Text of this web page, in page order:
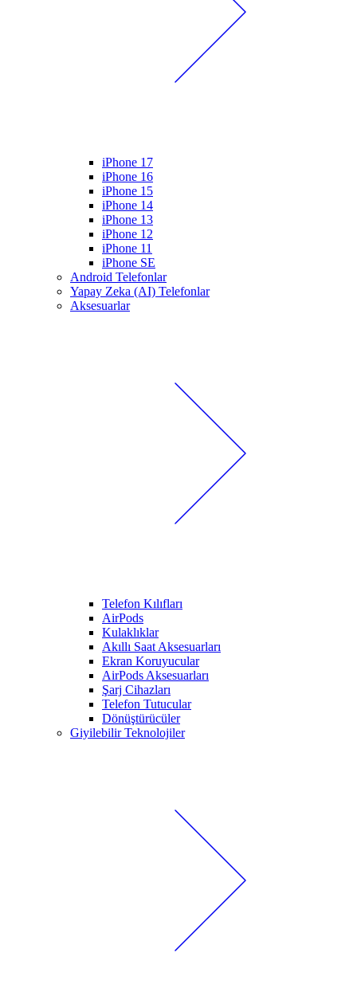
iPhone 17
iPhone 16
iPhone 15
iPhone 14
iPhone 13
iPhone 12
iPhone 11
iPhone SE
Android Telefonlar
Yapay Zeka (AI) Telefonlar
Aksesuarlar
Telefon Kılıfları
AirPods
Kulaklıklar
Akıllı Saat Aksesuarları
Ekran Koruyucular
AirPods Aksesuarları
Şarj Cihazları
Telefon Tutucular
Dönüştürücüler
Giyilebilir Teknolojiler